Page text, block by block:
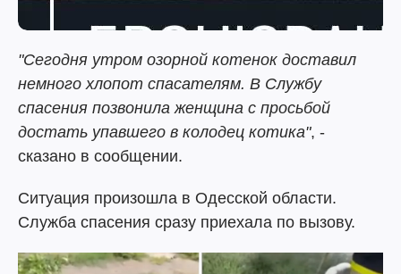
"Сегодня утром озорной котенок доставил
немного хлопот спасателям. В Службу
спасения позвонила женщина с просьбой
достать упавшего в колодец котика", -
сказано в сообщении.
Ситуация произошла в Одесской области.
Служба спасения сразу приехала по вызову.